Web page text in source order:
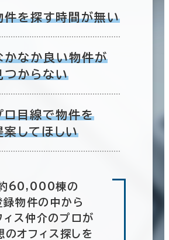
件を探す時間が無い
かなか良い物件が
つからない
ロ目線で物件を
案してほしい
60,000棟の
録物件の中から
ィス仲介のプロが
のオフィス探しを